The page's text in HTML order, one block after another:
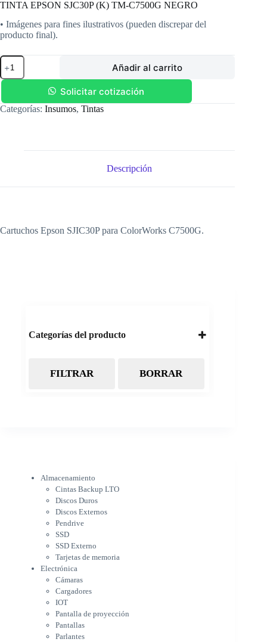
TINTA EPSON SJC30P (K) TM-C7500G NEGRO
• Imágenes para fines ilustrativos (pueden discrepar del
producto final).
TINTA
EPSON
SJC30P
TM-
C7500G
Añadir al carrito
Solicitar cotización
Categorías: Insumos, Tintas
Descripción
Cartuchos Epson SJIC30P para ColorWorks C7500G.
Categorías del producto
Almacenamiento
Cámaras
Cargadores
IOT
Pantalla de proyección
Pantallas
Parlantes
Proyectores
Relojes Inteligentes
Televisores
Gaming
Escritorios & Sillas
Hogar
Bebés & Niños
Conservadoras & Térmicos
FILTRAR BORRAR
Almacenamiento
Cintas Backup LTO
Discos Duros
Discos Externos
Pendrive
SSD
SSD Externo
Tarjetas de memoria
Electrónica
Cámaras
Cargadores
IOT
Pantalla de proyección
Pantallas
Parlantes